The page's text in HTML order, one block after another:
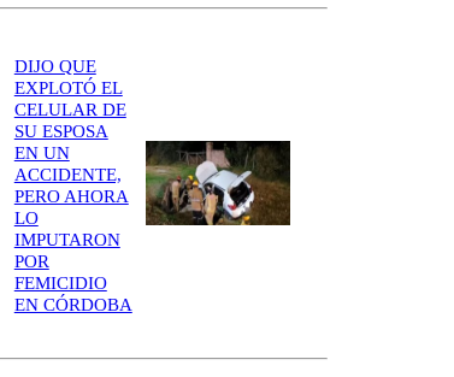
DIJO QUE
EXPLOTÓ EL
CELULAR DE
SU ESPOSA
EN UN
ACCIDENTE,
PERO AHORA
LO
IMPUTARON
POR
FEMICIDIO
EN CÓRDOBA